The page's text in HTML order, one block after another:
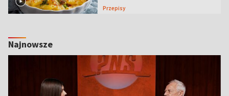
Przepisy
Najnowsze